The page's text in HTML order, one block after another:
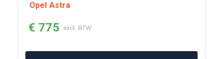
Opel Astra
€ 775 excl. BTW